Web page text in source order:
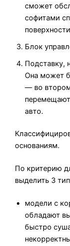
сможет
софитами
Блок
Подставку,
Она может
— во
авто.
основаниям.
По критерию
выделить 3
модели с
обладают
быстро